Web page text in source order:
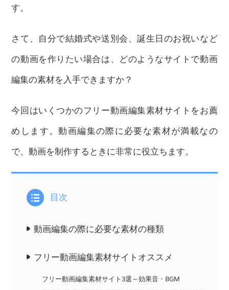
す。
さて、自分で結婚式や送別会、誕生日のお祝いなど
の動画を作りたい場合は、どのようなサイトで動画
編集の素材を入手できますか？
今回はいくつかのフリー動画編集素材サイトをお薦
めします。動画編集の際に必要な素材が満載なの
で、動画を制作するときに非常に役立ちます。
目次
動画編集の際に必要な素材の種類
フリー動画編集素材サイトオススメ
フリー動画編集素材サイト3選～効果音・BGM